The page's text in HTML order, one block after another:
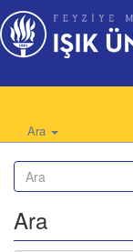
Ara
Ara